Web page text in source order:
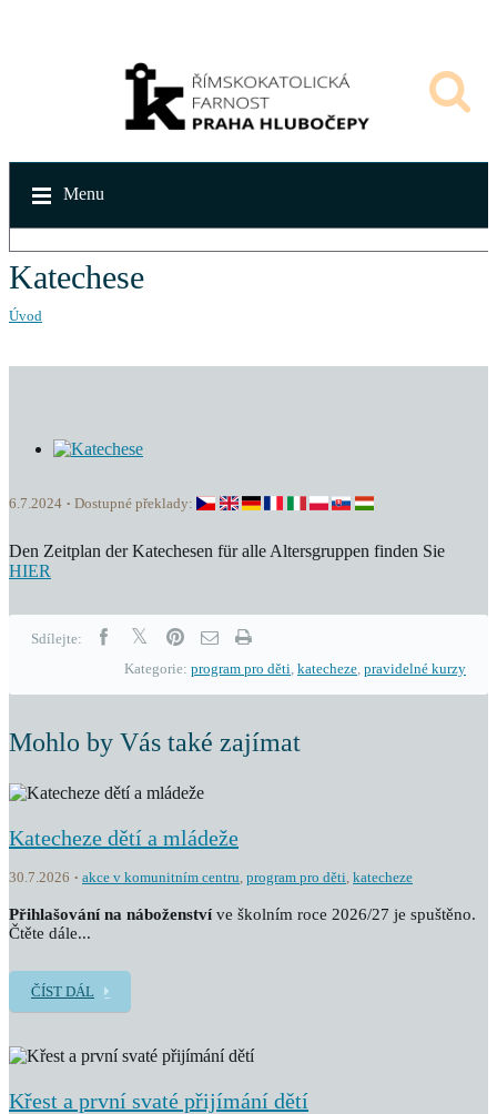
Menu
Katechese
Úvod
6.7.2024 Dostupné překlady:
Den Zeitplan der Katechesen für alle Altersgruppen finden Sie
HIER
Sdílejte:
Kategorie: program pro děti, katecheze, pravidelné kurzy
Mohlo by Vás také zajímat
Katecheze dětí a mládeže
30.7.2026 akce v komunitním centru, program pro děti, katecheze
Přihlašování na náboženstvíve školním roce 2026/27 je spuštěno.
Čtěte dále...
ČÍST DÁL
Křest a první svaté přijímání dětí